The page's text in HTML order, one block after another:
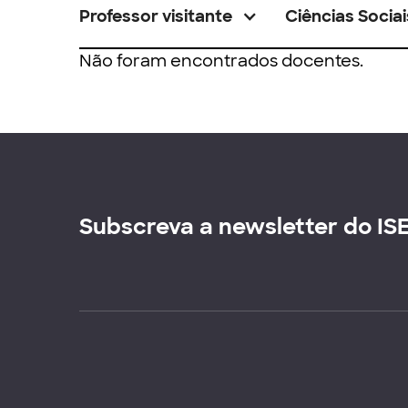
Professor visitante Ciências
Não foram encontrados docentes.
Subscreva a newsletter do